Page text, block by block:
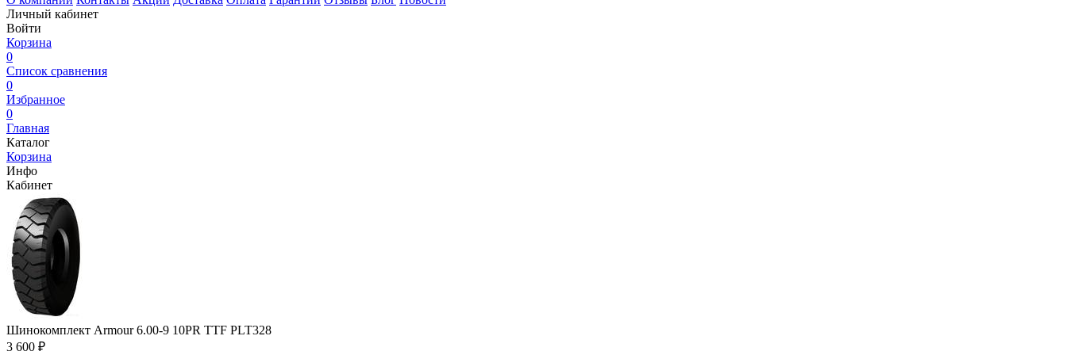
Личный кабинет
Войти
Корзина
0
Список сравнения
0
Избранное
0
Главная
Каталог
Корзина
Инфо
Кабинет
Шинокомплект Armour 6.00-9 10PR TTF PLT328
3 600 ₽